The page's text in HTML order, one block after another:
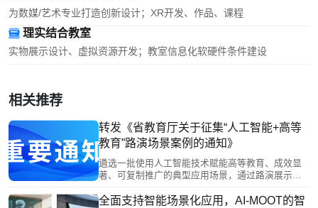
为数媒/艺术专业打造创新设计；XR开发、作品、课程
理实结合教室
实物展示设计、虚拟资源开发；教室信息化软硬件条件建设
相关推荐
转发《省教育厅关于征集“人工智能+高等
教育”路演场景案例的通知》
遴选一批使用人工智能技术赋能高等教育、成效显
著、可复制推广的典型应用场景，通过路演展示、
能赋能我省高等教育改革发展。
全面支持智能场景化应用，AI-MOOT的智